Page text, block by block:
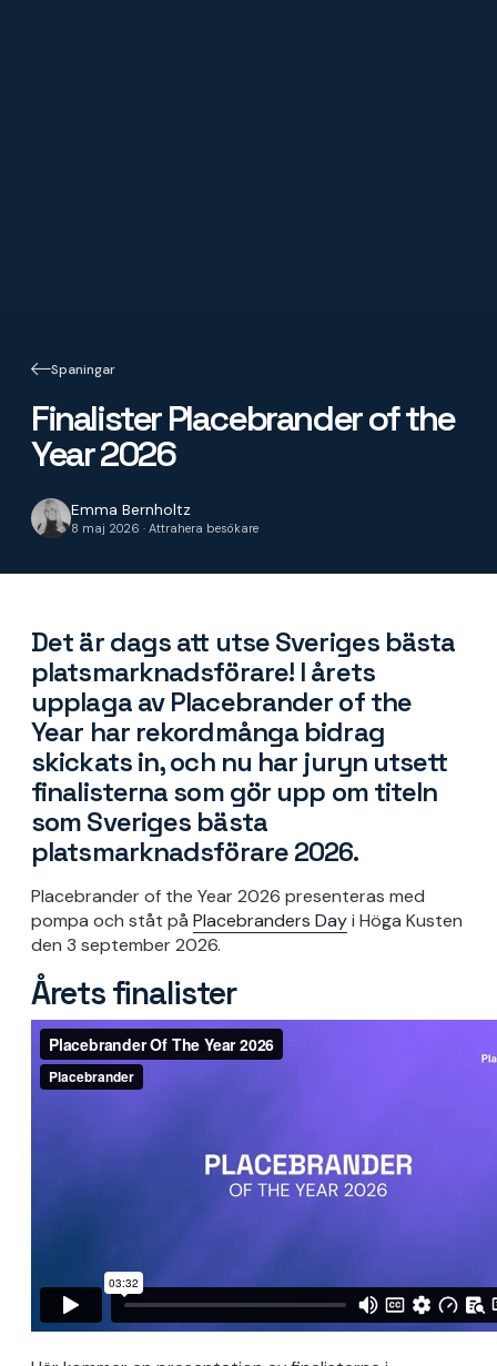
Spaningar
Finalister Placebrander of the
Year 2026
Emma Bernholtz
8 maj 2026 · Attrahera besökare
Det är dags att utse Sveriges bästa
platsmarknadsförare! I årets
upplaga av Placebrander of the
Year har rekordmånga bidrag
skickats in, och nu har juryn utsett
finalisterna som gör upp om titeln
som Sveriges bästa
platsmarknadsförare 2026.
Placebrander of the Year 2026 presenteras med
pompa och ståt på Placebranders Dayi Höga Kusten
den 3 september 2026.
Årets finalister